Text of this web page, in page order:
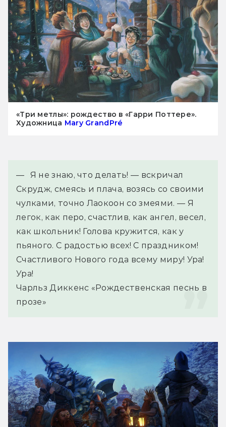
«Три метлы»: рождество в «Гарри Поттере».
Художница Mary GrandPré
— Я не знаю, что делать! — вскричал
Скрудж, смеясь и плача, возясь со своими
чулками, точно Лаокоон со змеями. — Я
легок, как перо, счастлив, как ангел, весел,
как школьник! Голова кружится, как у
пьяного. С радостью всех! С праздником!
Счастливого Нового года всему миру! Ура!
Ура!
Чарльз Диккенс «Рождественская песнь в
прозе»